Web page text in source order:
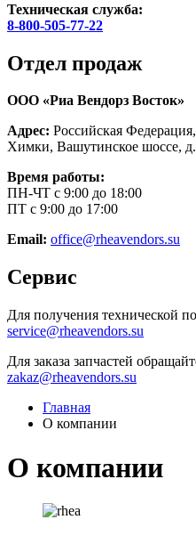
Техническая служба:
8-800-505-77-22
Отдел продаж
ООО «Риа Вендорз Восток»
Адрес: Российская
Химки, Вашутинское шоссе,
Время работы:
ПН-ЧТ с 9:00 до 18:00
ПТ с 9:00 до 17:00
Email: office@rheavendors.su
Сервис
Для получения технической
service@rheavendors.su
Для заказа запчастей
zakaz@rheavendors.su
Главная
О компании
О компании